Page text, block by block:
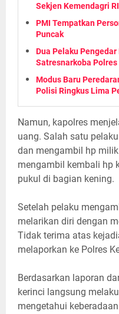
Sekjen Kemendagri RI
PMI Tempatkan
Puncak
Dua Pelaku
Satresnarkoba
Modus Baru
Polisi Ringkus Lima
Namun, kapolres
uang. Salah satu
dan mengambil hp
mengambil kembali hp
pukul di bagian kening.
Setelah pelaku
melarikan diri dengan
Tidak terima atas
melaporkan ke Polres
Berdasarkan laporan
kerinci langsung
mengetahui